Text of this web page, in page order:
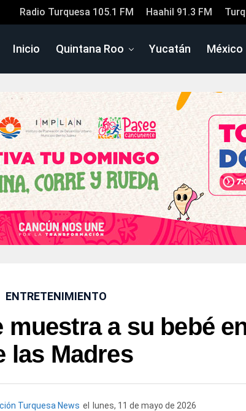
Radio Turquesa 105.1 FM Haahil 91.3 FM
Inicio Quintana Roo Yucatán México
ENTRETENIMIENTO
a su bebé
las Madres
Turquesa News el lunes, 11 de mayo de 2026